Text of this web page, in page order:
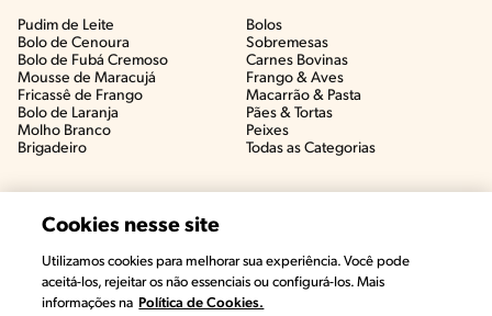
Pudim de Leite
Bolo de Cenoura
Bolo de Fubá Cremoso
Mousse de Maracujá
Fricassê de Frango
Bolo de Laranja
Molho Branco
Brigadeiro
Bolos
Sobremesas
Carnes Bovinas​
Frango & Aves​
Macarrão & Pasta​
Pães & Tortas​
Peixes
Todas as Categorias
Cookies nesse site
Utilizamos cookies para melhorar sua experiência. Você pode
aceitá-los, rejeitar os não essenciais ou configurá-los. Mais
informações na Política de Cookies.